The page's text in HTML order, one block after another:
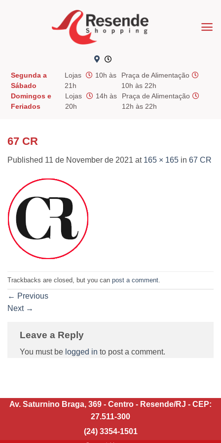
Segunda a
Sábado
Lojas
10h às
21h
Praça de Alimentação
10h às 22h
Domingos e
Feriados
Lojas
14h às
20h
Praça de Alimentação
12h às 22h
67 CR
Published 11 de November de 2021 at 165 × 165 in 67 CR
Trackbacks are closed, but you can post a comment
← Previous
Next →
Leave a Reply
You must be logged in to post a comment.
Av. Saturnino Braga, 369 - Centro - Resende/RJ - CEP:
27.511-300
(24) 3354-1501